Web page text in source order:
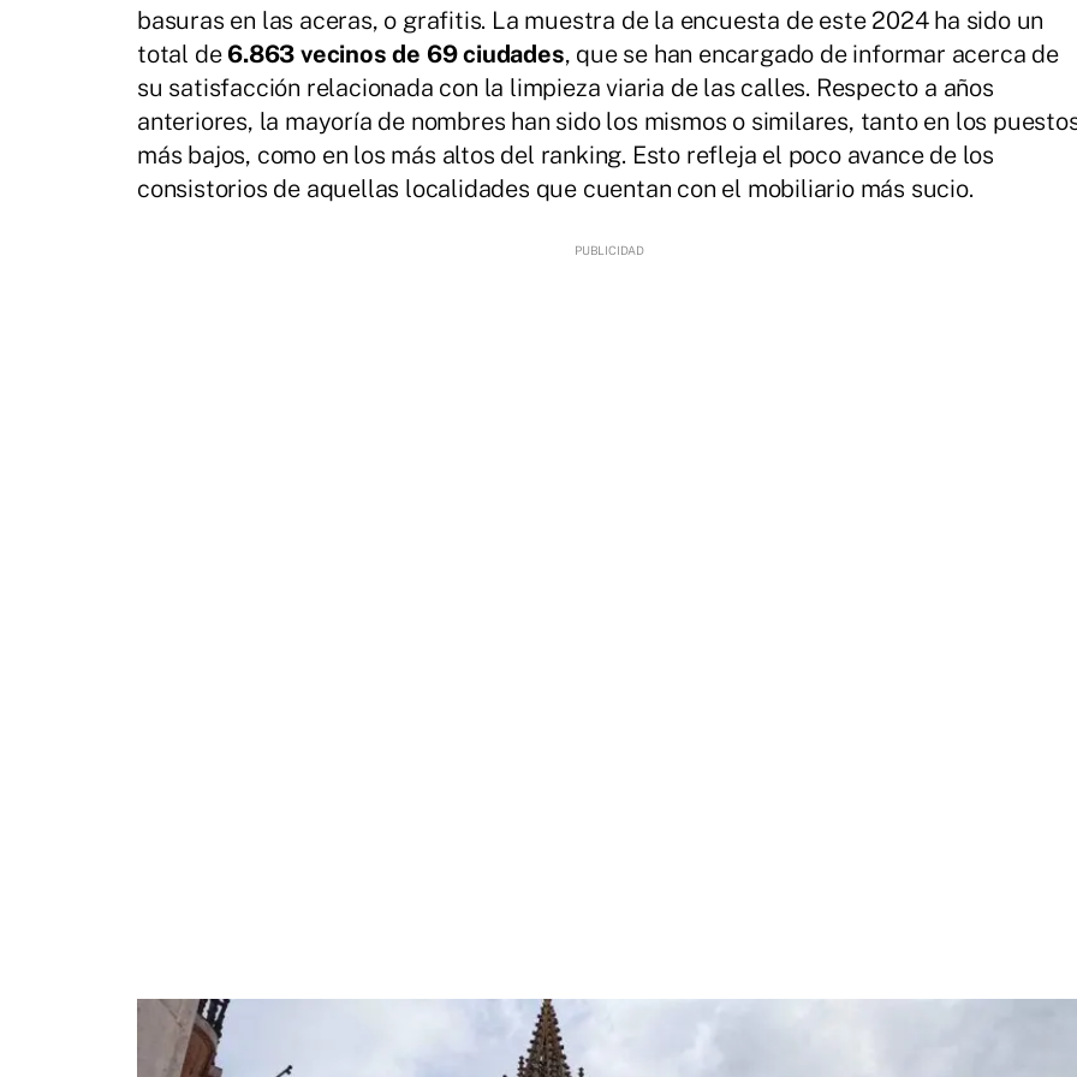
basuras en las aceras, o grafitis. La muestra de la encuesta de este 2024 ha sido un
total de 6.863 vecinos de 69 ciudades, que se han encargado de informar acerca de
su satisfacción relacionada con la limpieza viaria de las calles. Respecto a años
anteriores, la mayoría de nombres han sido los mismos o similares, tanto en los
más bajos, como en los más altos del ranking. Esto refleja el poco avance de los
consistorios de aquellas localidades que cuentan con el mobiliario más sucio.